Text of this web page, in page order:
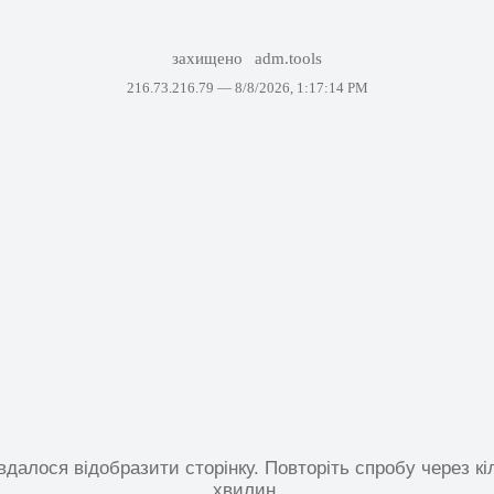
захищено adm.tools
216.73.216.79 — 8/8/2026, 1:17:14 PM
відобразити сторінку. Повторіть спробу через